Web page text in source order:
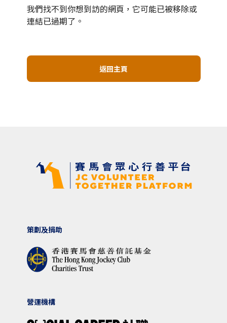
我們找不到你想到訪的網頁，它可能已被移除或
連結已過期了。
返回主頁
策劃及捐助
營運機構